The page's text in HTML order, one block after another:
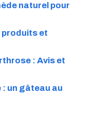
naturel pour
produits et
: Avis et
: un gâteau au